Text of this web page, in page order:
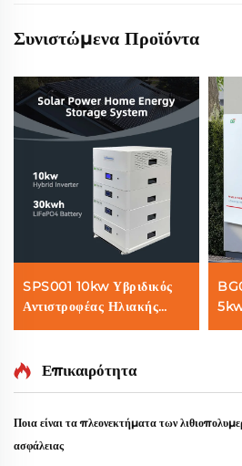
Συνιστώμενα Προϊόντα
SPS001 10kw Υβριδικός
Αντιστροφέας Ηλιακής
Ενέργειας 51,2v 30kwh
Σύστημα Αποθήκευσης
Επικαιρότητα
Ποια είναι τα πλεονεκτήματα των
ασφάλειας